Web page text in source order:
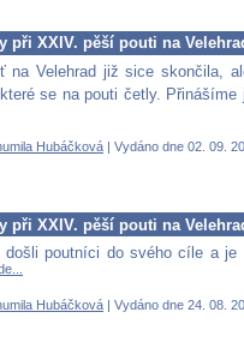
při XXIV. pěší pouti na
na Velehrad již sice skončila,
se na pouti četly. Přinášíme
Hubáčková | Vydáno dne 02. 09.
při XXIV. pěší pouti na
došli poutníci do svého cíle a
Hubáčková | Vydáno dne 24. 08.